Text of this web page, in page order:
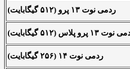
ردمی نوت ۱۳ پرو (۵۱۲ گیگابایت)
۱۳ پرو پلاس (۵۱۲ گیگابایت)
ردمی نوت ۱۴ (۲۵۶ گیگابایت)